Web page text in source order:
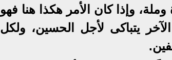
وإذا كان الأمر هكذا هنا فهو
يتباكى لأجل الحسين، ولكل